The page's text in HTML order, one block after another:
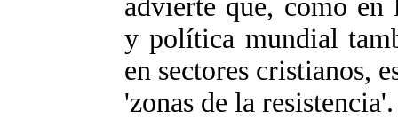
advierte que, como en
y política mundial
en sectores cristianos,
'zonas de la resistencia'.